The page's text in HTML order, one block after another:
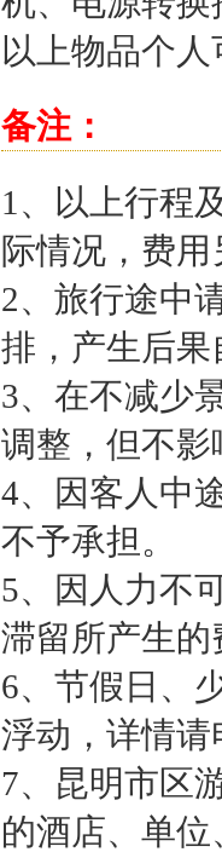
以上物品个
备注：
1、以上行程
际情况，费用
2、旅行途中
排，产生后果
3、在不减少
调整，但不
4、因客人中
不予承担。
5、因人力不
滞留所产生
6、节假日、
浮动，详情
7、昆明市区
的酒店、单